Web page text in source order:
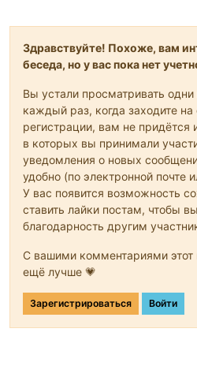
Здравствуйте! Похоже, вам
беседа, но у вас пока нет
Вы устали просматривать
каждый раз, когда заходите на
регистрации, вам не придётся
в которых вы принимали
уведомления о новых
удобно (по электронной почте
У вас появится возможность
ставить лайки постам, чтобы
благодарность другим
С вашими комментариями этот
ещё лучше 💗
Зарегистрироваться Войти